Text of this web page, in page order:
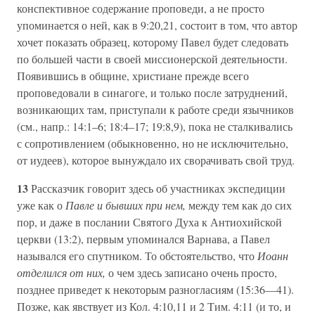
конспективное содержание проповеди, а не просто
упоминается о ней, как в 9:20,21, состоит в том, что автор
хочет показать образец, которому Павел будет следовать
по большей части в своей миссионерской деятельности.
Появившись в общине, христиане прежде всего
проповедовали в синагоге, и только после затруднений,
возникающих там, приступали к работе среди язычников
(см., напр.: 14:1–6; 18:4–17; 19:8,9), пока не сталкивались
с сопротивлением (обыкновенно, но не исключительно,
от иудеев), которое вынуждало их сворачивать свой труд.
13Рассказчик говорит здесь об участниках экспедиции
уже как о Павле и бывших при нем, между тем как до сих
пор, и даже в послании Святого Духа к Антиохийской
церкви (13:2), первым упоминался Варнава, а Павел
назывался его спутником. То обстоятельство, что Иоанн
отделился от них, о чем здесь записано очень просто,
позднее приведет к некоторым разногласиям (15:36—41).
Позже, как явствует из Кол. 4:10,11 и 2 Тим. 4:11 (и то, и